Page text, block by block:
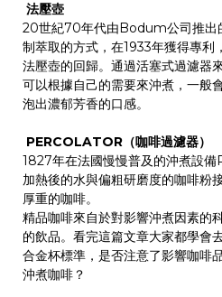
法壓壺
20世紀70年代由Bodum公司推出
制萃取的方式，在1933年獲得專利
法壓壺的回歸。通過活塞式過濾器
可以根據自己的需要來沖煮，一般
泡出濃郁芳香的口感。
PERCOLATOR（咖啡過濾器）
1827年在法國慢慢普及的沖煮設
加熱後的水與偏粗研磨度的咖啡粉
厚重的咖啡。
精品咖啡來自於對影響沖煮因素的
的飲品。看完這篇文章大家都學會
合金杯標準，是否注意了影響咖啡
沖煮咖啡？